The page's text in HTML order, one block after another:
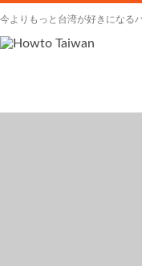
今よりもっと台湾が好きになる